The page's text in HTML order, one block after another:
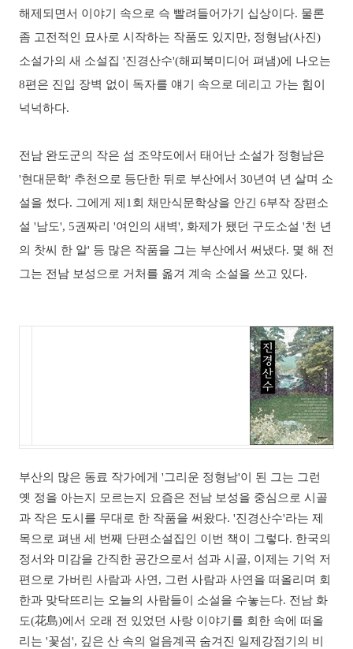
해제되면서 이야기 속으로 슥 빨려들어가기 십상이다. 물론
좀 고전적인 묘사로 시작하는 작품도 있지만, 정형남(사진)
소설가의 새 소설집 '진경산수'(해피북미디어 펴냄)에 나오는
8편은 진입 장벽 없이 독자를 얘기 속으로 데리고 가는 힘이
넉넉하다.
전남 완도군의 작은 섬 조약도에서 태어난 소설가 정형남은
'현대문학' 추천으로 등단한 뒤로 부산에서 30년여 년 살며 소
설을 썼다. 그에게 제1회 채만식문학상을 안긴 6부작 장편소
설 '남도', 5권짜리 '여인의 새벽', 화제가 됐던 구도소설 '천 년
의 찻씨 한 알' 등 많은 작품을 그는 부산에서 써냈다. 몇 해 전
그는 전남 보성으로 거처를 옮겨 계속 소설을 쓰고 있다.
부산의 많은 동료 작가에게 '그리운 정형남'이 된 그는 그런
옛 정을 아는지 모르는지 요즘은 전남 보성을 중심으로 시골
과 작은 도시를 무대로 한 작품을 써왔다. '진경산수'라는 제
목으로 펴낸 세 번째 단편소설집인 이번 책이 그렇다. 한국의
정서와 미감을 간직한 공간으로서 섬과 시골, 이제는 기억 저
편으로 가버린 사람과 사연, 그런 사람과 사연을 떠올리며 회
한과 맞닥뜨리는 오늘의 사람들이 소설을 수놓는다. 전남 화
도(花島)에서 오래 전 있었던 사랑 이야기를 회한 속에 떠올
리는 '꽃섬', 깊은 산 속의 얼음계곡 숨겨진 일제강점기의 비